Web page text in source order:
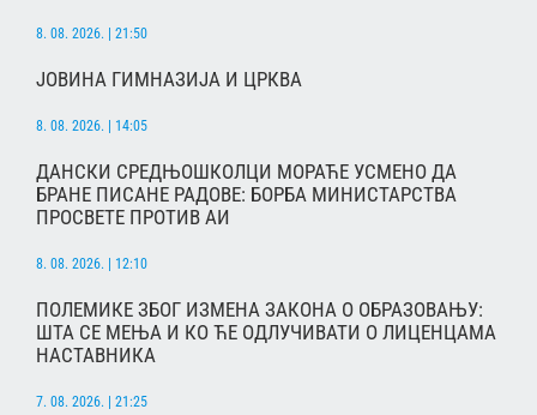
8. 08. 2026. | 21:50
ЈОВИНА ГИМНАЗИЈА И ЦРКВА
8. 08. 2026. | 14:05
ДАНСКИ СРЕДЊОШКОЛЦИ МОРАЋЕ УСМЕНО ДА
БРАНЕ ПИСАНЕ РАДОВЕ: БОРБА МИНИСТАРСТВА
ПРОСВЕТЕ ПРОТИВ АИ
8. 08. 2026. | 12:10
ПОЛЕМИКЕ ЗБОГ ИЗМЕНА ЗАКОНА О ОБРАЗОВАЊУ:
ШТА СЕ МЕЊА И КО ЋЕ ОДЛУЧИВАТИ О ЛИЦЕНЦАМА
НАСТАВНИКА
7. 08. 2026. | 21:25